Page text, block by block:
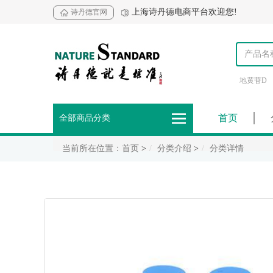
诗丹德官网 上海诗丹德电商平台欢迎您!
地黄苷D
全部商品分类 首页
当前所在位置：首页 > 分类介绍 > 分类详情